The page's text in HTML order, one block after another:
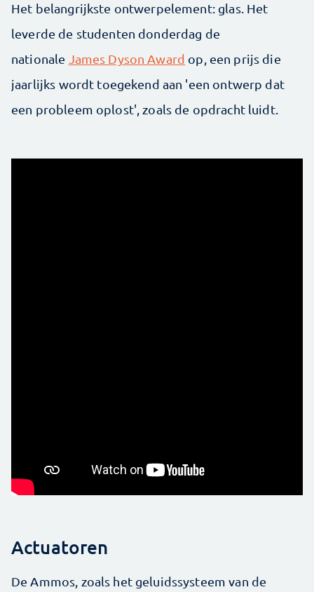
Het belangrijkste ontwerpelement: glas. Het
leverde de studenten donderdag de
nationale James Dyson Award op, een prijs die
jaarlijks wordt toegekend aan 'een ontwerp dat
een probleem oplost', zoals de opdracht luidt.
Actuatoren
De Ammos, zoals het geluidssysteem van de